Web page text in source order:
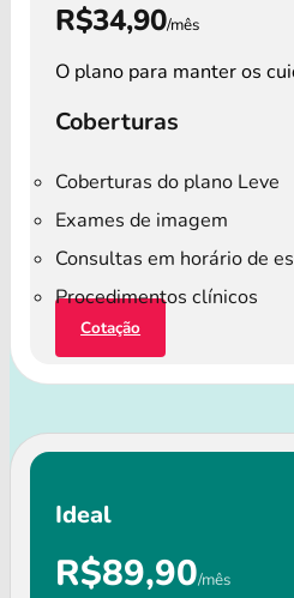
R$34,90/mês
O plano para manter os
Coberturas
Coberturas do plano Leve
Exames de imagem
Consultas em horário de
Procedimentos clínicos
Cotação
Ideal
R$89,90/mês